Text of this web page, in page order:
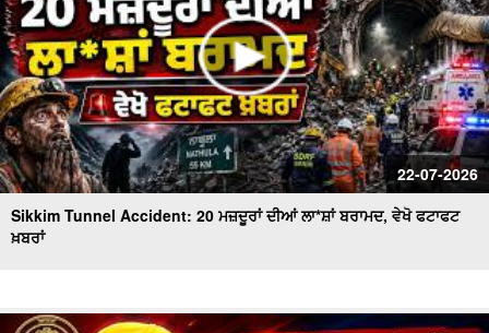
22-07-2026
Sikkim Tunnel Accident: 20 ਮਜ਼ਦੂਰਾਂ ਦੀਆਂ ਲਾ*ਸ਼ਾਂ ਬਰਾਮਦ, ਵੇਖੋ ਫਟਾਫਟ
ਖ਼ਬਰਾਂ